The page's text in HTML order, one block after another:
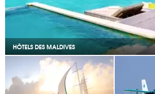
HÔTELS DES MALDIVES